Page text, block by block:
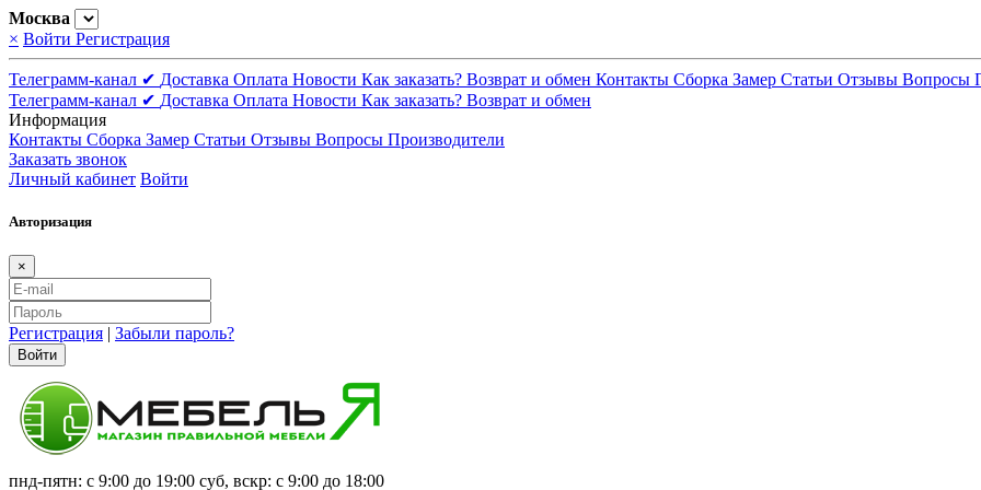
Москва
× Войти Регистрация
Телеграмм-канал ✔ Доставка Оплата Новости Как заказать? Возврат и обмен Контакты Сборка Замер Статьи Отзывы Вопросы
Телеграмм-канал ✔ Доставка Оплата Новости Как заказать? Возврат и обмен
Информация
Контакты Сборка Замер Статьи Отзывы Вопросы Производители
Заказать звонок
Личный кабинет Войти
Авторизация
×
Регистрация | Забыли пароль?
Войти
пнд-пятн: с 9:00 до 19:00 суб, вскр: с 9:00 до 18:00